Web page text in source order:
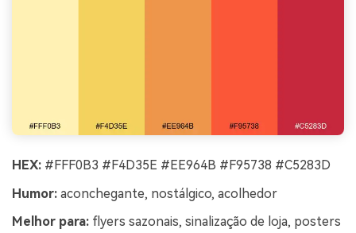
HEX: #FFF0B3 #F4D35E #EE964B #F95738 #C5283D
Humor: aconchegante, nostálgico, acolhedor
Melhor para: flyers sazonais, sinalização de loja, posters